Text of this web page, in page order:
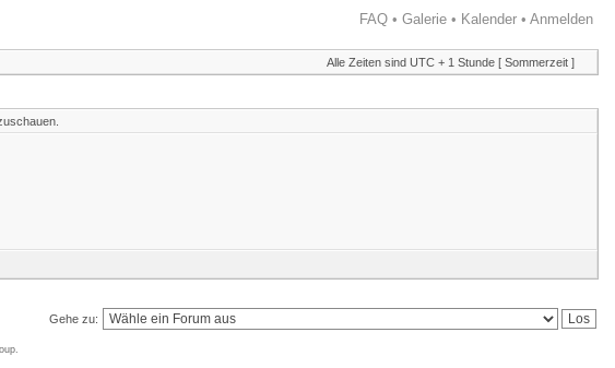
FAQ • Galerie • Kalender • Anmelden
Alle Zeiten sind UTC + 1 Stunde [ Sommerzeit ]
Gehe zu: